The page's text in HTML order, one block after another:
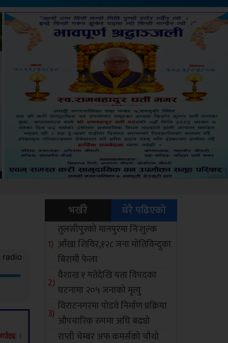
Amb
भर्खरै धेरै पढिएको
तुलसीपुरको मानपुरमा निःशुल्क
आँखा शिविर,१२८ जना मोतिविन्दुका
बिरामी फेला
वैशाख १ गतेदेखि यता विपदका
घटनामा २०५ जनाको मृत्यु
विराटनगरमा पोडवे निर्माण प्रक्रिया
औपचारिक रुपमा अघि बढ्यो
राप्ती चेम्बर अफ कमर्सको चाैथो